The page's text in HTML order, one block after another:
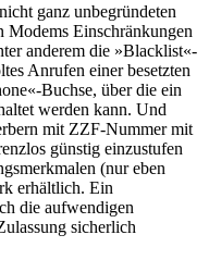
ganz unbegründeten
Modems Einschränkungen
anderem die »Blacklist«-
Anrufen einer besetzten
Buchse, über die ein
werden kann. Und
mit ZZF-Nummer mit
günstig einzustufen
(nur eben
erhältlich. Ein
die aufwendigen
sicherlich